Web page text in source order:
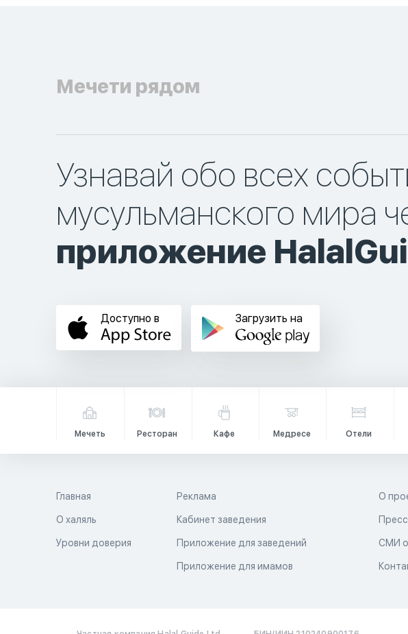
Мечети рядом
Узнавай обо всех
мусульманского мира
приложение
Доступно в Загрузить на
Мечеть Ресторан Кафе Медресе Отели
Главная
О халяль
Уровни доверия
Реклама
Кабинет заведения
Приложение для заведений
Приложение для имамов
О
СМИ о